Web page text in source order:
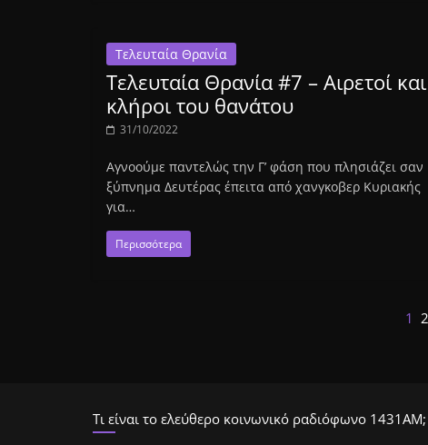
Τελευταία Θρανία
Τελευταία Θρανία #7 – Αιρετοί και
κλήροι του θανάτου
31/10/2022
Αγνοούμε παντελώς την Γ’ φάση που πλησιάζει σαν
ξύπνημα Δευτέρας έπειτα από χανγκοβερ Κυριακής
για…
Περισσότερα
1 2
Τι είναι το ελεύθερο κοινωνικό ραδιόφωνο 1431ΑΜ;